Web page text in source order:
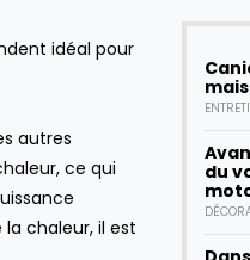
idéal pour
autres
ce qui
chaleur, il est
du